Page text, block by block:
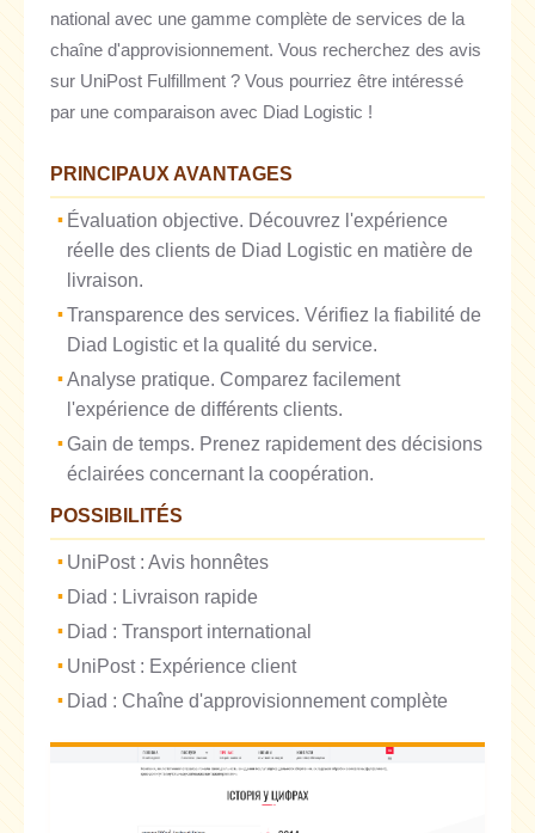
national avec une gamme complète de services de la
chaîne d'approvisionnement. Vous recherchez des avis
sur UniPost Fulfillment ? Vous pourriez être intéressé
par une comparaison avec Diad Logistic !
PRINCIPAUX AVANTAGES
Évaluation objective. Découvrez l'expérience
réelle des clients de Diad Logistic en matière de
livraison.
Transparence des services. Vérifiez la fiabilité de
Diad Logistic et la qualité du service.
Analyse pratique. Comparez facilement
l'expérience de différents clients.
Gain de temps. Prenez rapidement des décisions
éclairées concernant la coopération.
POSSIBILITÉS
UniPost : Avis honnêtes
Diad : Livraison rapide
Diad : Transport international
UniPost : Expérience client
Diad : Chaîne d'approvisionnement complète